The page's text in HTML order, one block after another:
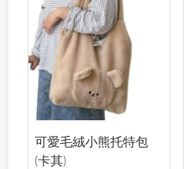
可愛毛絨小熊托特包
(卡其)